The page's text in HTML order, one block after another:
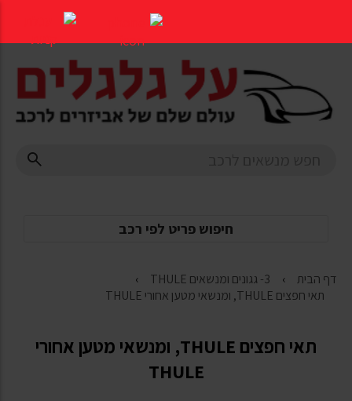
העמוד
חיפוש פריט לפי רכב
דף הבית
3- גגונים ומנשאים THULE
תאי חפצים THULE, ומנשאי מטען אחורי THULE
תאי חפצים THULE, ומנשאי מטען אחורי
THULE